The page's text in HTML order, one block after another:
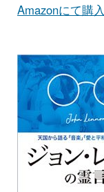
Amazonにて購入